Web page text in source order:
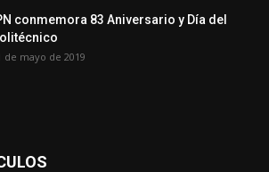
conmemora 83 Aniversario y Día del
de mayo de 2019